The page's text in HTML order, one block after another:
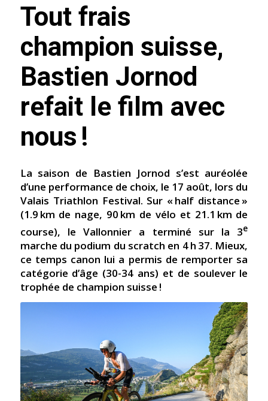
Tout frais
champion suisse,
Bastien Jornod
refait le film avec
nous !
La saison de Bastien Jornod s’est auréolée
d’une performance de choix, le 17 août, lors du
Valais Triathlon Festival. Sur « half distance »
(1.9 km de nage, 90 km de vélo et 21.1 km de
course), le Vallonnier a terminé sur la 3e
marche du podium du scratch en 4 h 37. Mieux,
ce temps canon lui a permis de remporter sa
catégorie d’âge (30-34 ans) et de soulever le
trophée de champion suisse !